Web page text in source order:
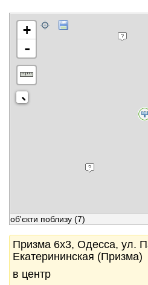
+
-
об'єкти поблизу (7)
Призма 6x3, Одесса, ул.
Екатерининская (Призма)
в центр